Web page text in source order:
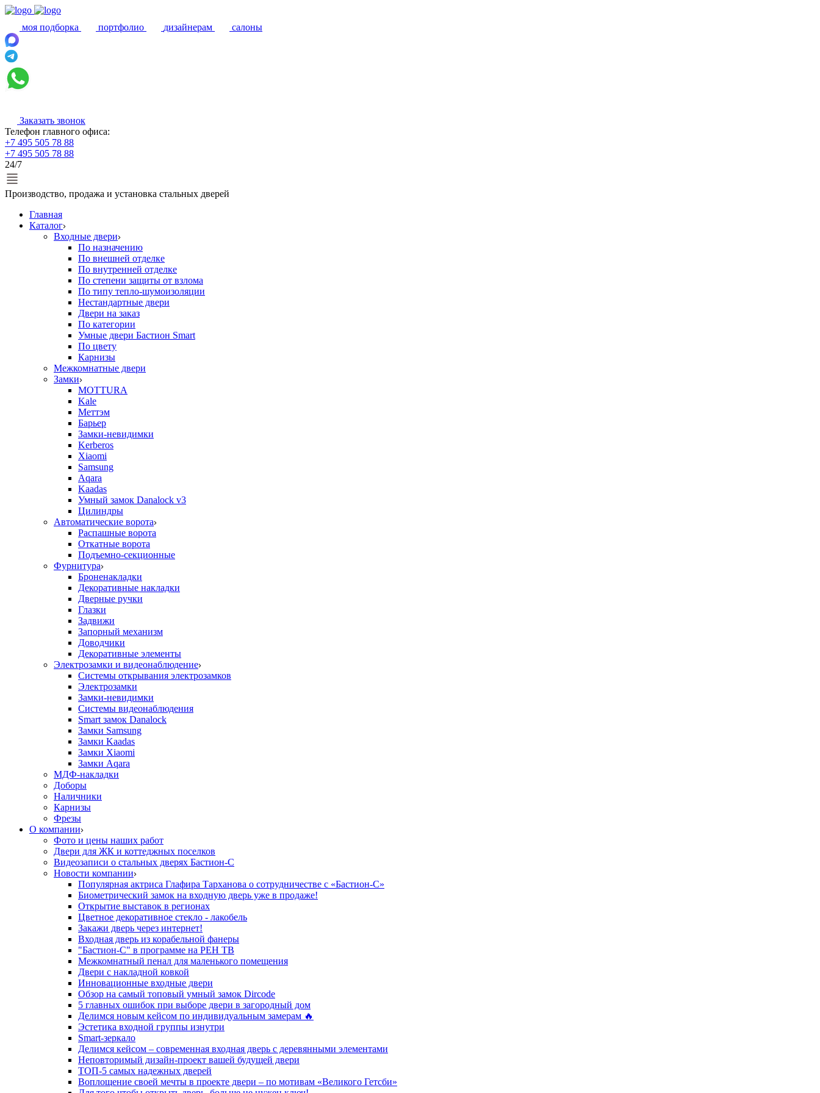
моя подборка портфолио дизайнерам салоны
Заказать звонок
Телефон главного офиса:
+7 495 505 78 88
+7 495 505 78 88
24/7
Производство, продажа и установка стальных дверей
Главная
Каталог
Входные двери
По назначению
По внешней отделке
По внутренней отделке
По степени защиты от взлома
По типу тепло-шумоизоляции
Нестандартные двери
Двери на заказ
По категории
Умные двери Бастион Smart
По цвету
Карнизы
Межкомнатные двери
Замки
MOTTURA
Kale
Меттэм
Барьер
Замки-невидимки
Kerberos
Xiaomi
Samsung
Aqara
Kaadas
Умный замок Danalock v3
Цилиндры
Автоматические ворота
Распашные ворота
Откатные ворота
Подъемно-секционные
Фурнитура
Броненакладки
Декоративные накладки
Дверные ручки
Глазки
Задвижи
Запорный механизм
Доводчики
Декоративные элементы
Электрозамки и видеонаблюдение
Системы открывания электрозамков
Электрозамки
Замки-невидимки
Системы видеонаблюдения
Smart замок Danalock
Замки Samsung
Замки Kaadas
Замки Xiaomi
Замки Aqara
МДФ-накладки
Доборы
Наличники
Карнизы
Фрезы
О компании
Фото и цены наших работ
Двери для ЖК и коттеджных поселков
Видеозаписи о стальных дверях Бастион-С
Новости компании
Популярная актриса Глафира Тарханова о сотрудничестве с «Бастион-С»
Биометрический замок на входную дверь уже в продаже!
Открытие выставок в регионах
Цветное декоративное стекло - лакобель
Закажи дверь через интернет!
Входная дверь из корабельной фанеры
"Бастион-С" в программе на РЕН ТВ
Межкомнатный пенал для маленького помещения
Двери с накладной ковкой
Инновационные входные двери
Обзор на самый топовый умный замок Dircode
5 главных ошибок при выборе двери в загородный дом
Делимся новым кейсом по индивидуальным замерам 🔥
Эстетика входной группы изнутри
Smart-зеркало
Делимся кейсом – современная входная дверь с деревянными элементами
Неповторимый дизайн-проект вашей будущей двери
ТОП-5 самых надежных дверей
Воплощение своей мечты в проекте двери – по мотивам «Великого Гетсби»